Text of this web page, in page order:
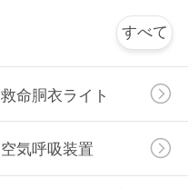
すべて
救命胴衣ライト
空気呼吸装置